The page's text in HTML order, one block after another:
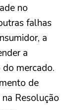
no
falhas
a
a
mercado.
de
Resolução